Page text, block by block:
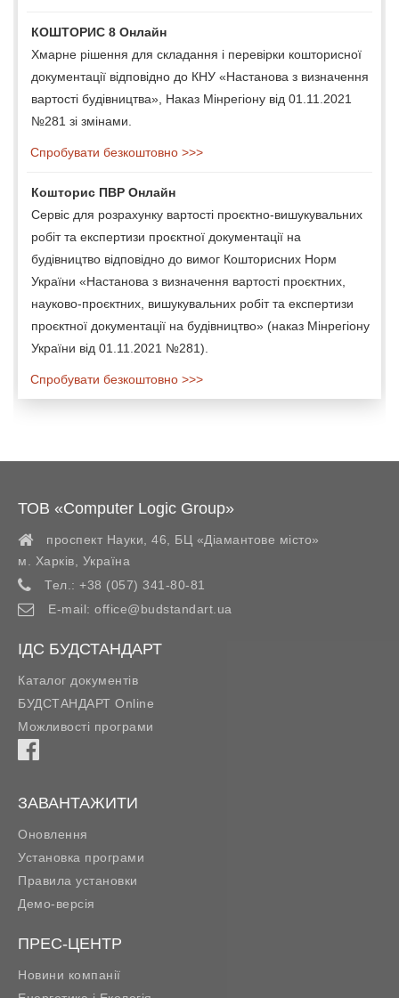
КОШТОРИС 8 Онлайн
Хмарне рішення для складання і перевірки кошторисної
документації відповідно до КНУ «Настанова з визначення
вартості будівництва», Наказ Мінрегіону від 01.11.2021
№281 зі змінами.
Спробувати безкоштовно >>>
Кошторис ПВР Онлайн
Сервіс для розрахунку вартості проєктно-вишукувальних
робіт та експертизи проєктної документації на
будівництво відповідно до вимог Кошторисних Норм
України «Настанова з визначення вартості проєктних,
науково-проєктних, вишукувальних робіт та експертизи
проєктної документації на будівництво» (наказ Мінрегіону
України від 01.11.2021 №281).
Спробувати безкоштовно >>>
ТОВ «Computer Logic Group»
проспект Науки, 46, БЦ «Діамантове місто»
м. Харків
Україна
Тел.: +38 (057) 341-80-81
E-mail: office@budstandart.ua
ІДС БУДСТАНДАРТ
Каталог документів
БУДСТАНДАРТ Online
Можливості програми
ЗАВАНТАЖИТИ
Оновлення
Установка програми
Правила установки
Демо-версія
ПРЕС-ЦЕНТР
Новини компанії